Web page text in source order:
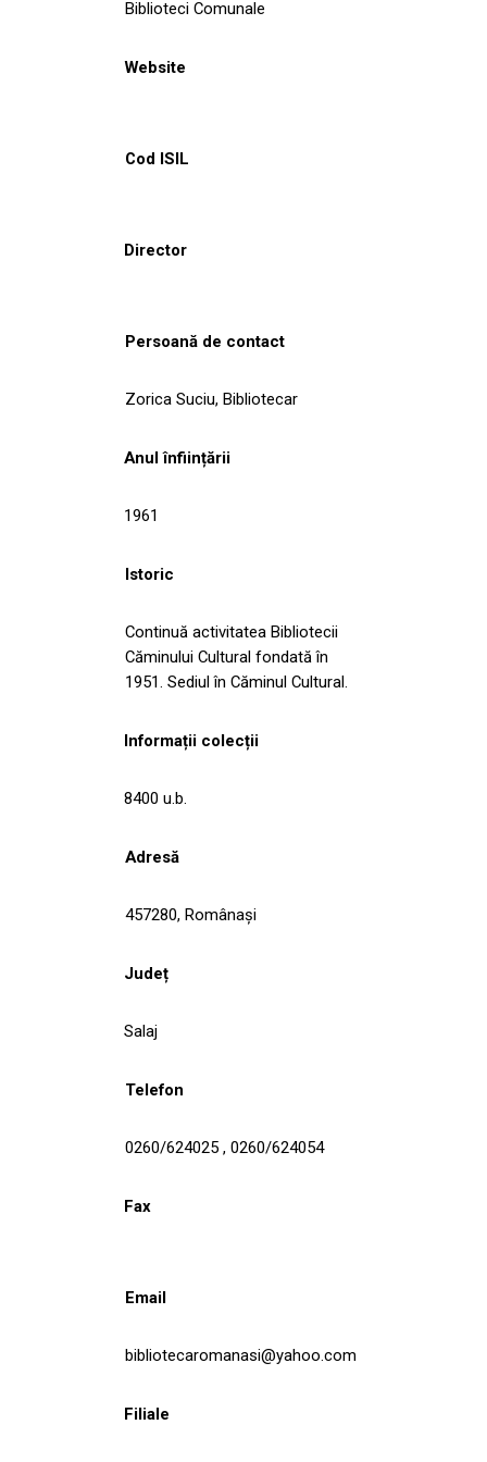
Biblioteci Comunale
Website
Cod ISIL
Director
Persoană de contact
Zorica Suciu, Bibliotecar
Anul înființării
1961
Istoric
Continuă activitatea Bibliotecii
Căminului Cultural fondată în
1951. Sediul în Căminul Cultural.
Informații colecții
8400 u.b.
Adresă
457280, Românaşi
Județ
Salaj
Telefon
0260/624025 , 0260/624054
Fax
Email
bibliotecaromanasi@yahoo.com
Filiale